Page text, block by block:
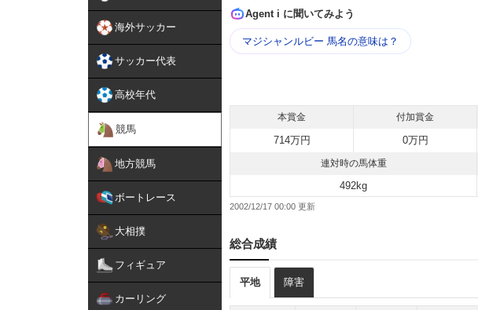
海外サッカー
サッカー代表
高校年代
競馬
地方競馬
ボートレース
大相撲
フィギュア
カーリング
Agent i に聞いてみよう
マジシャンルビー 馬名の意味は？
本賞金 付加賞金
714万円 0万円
連対時の馬体重
492kg
2002/12/17 00:00
総合成績
平地 障害